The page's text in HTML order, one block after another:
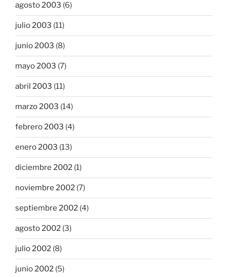
agosto 2003 (6)
julio 2003 (11)
junio 2003 (8)
mayo 2003 (7)
abril 2003 (11)
marzo 2003 (14)
febrero 2003 (4)
enero 2003 (13)
diciembre 2002 (1)
noviembre 2002 (7)
septiembre 2002 (4)
agosto 2002 (3)
julio 2002 (8)
junio 2002 (5)